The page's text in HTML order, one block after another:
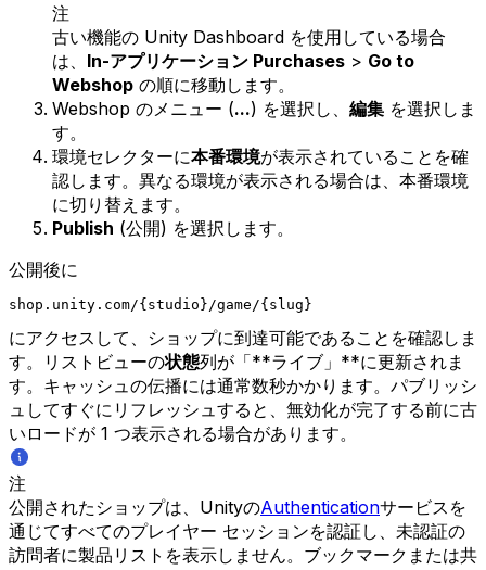
注
古い機能の Unity Dashboard を使用している場合
は、 In-アプリケーション Purchases > Go to
Webshop の順に移動します。
Webshop のメニュー (...) を選択し、 編集 を選択しま
す。
環境セレクターに本番環境が表示されていることを確
認します。異なる環境が表示される場合は、本番環境
に切り替えます。
Publish (公開) を選択します。
公開後に
shop.unity.com/{studio}/game/{slug}
にアクセスして、ショップに到達可能であることを確認しま
す。リストビューの状態列が「**ライブ」**に更新されま
す。キャッシュの伝播には通常数秒かかります。パブリッシ
ュしてすぐにリフレッシュすると、無効化が完了する前に古
いロードが 1 つ表示される場合があります。
注
公開されたショップは、UnityのAuthenticationサービスを
通じてすべてのプレイヤー セッションを認証し、未認証の
訪問者に製品リストを表示しません。ブックマークまたは共